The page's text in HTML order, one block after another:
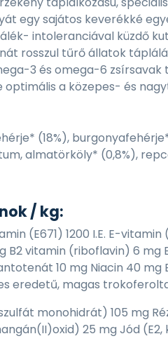
egy sajátos keverékké
intoleranciával küzdő
rosszul tűrő állatok
3 és omega-6 zsírsavak
a közepes- és
(18%),
almatörköly* (0,8%),
/ kg:
(E671) 1200 I.E. E-
vitamin (riboflavin) 6 mg
10 mg Niacin 40 mg
eredetű, magas
monohidrát) 105 mg
25 mg Jód